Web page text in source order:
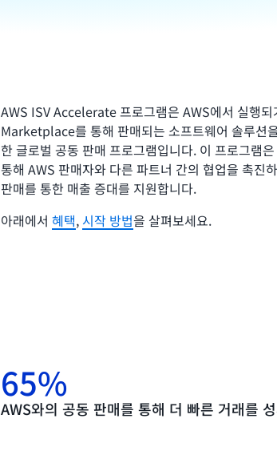
AWS ISV Accelerate 프로그램은 AWS에서 실행되
Marketplace를 통해 판매되는 소프트웨어 솔루션
한 글로벌 공동 판매 프로그램입니다. 이 프로그램
통해 AWS 판매자와 다른 파트너 간의 협업을 촉진
판매를 통한 매출 증대를 지원합니다.
아래에서 혜택, 시작 방법을 살펴보세요.
65%
AWS와의 공동 판매를 통해 더 빠른 거래를